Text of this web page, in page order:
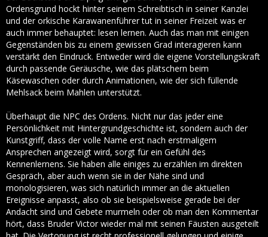
Ordensgrund hockt hinter seinem Schreibtisch in seiner Kanzlei
und der orkische Karawanenführer tut in seiner Freizeit was er
auch immer behauptet: lesen lernen. Auch das man mit einigen
Gegenständen bis zu einem gewissen Grad interagieren kann
verstärkt den Eindruck. Entweder wird die eigene Vorstellungskraft
durch passende Geräusche, wie das plätschern beim
Käsewaschen oder durch Animationen, wie der sich füllende
Mehlsack beim Mahlen unterstützt.
Überhaupt die NPC des Ordens. Nicht nur das jeder eine
Persönlichkeit mit Hintergrundgeschichte ist, sondern auch der
Kunstgriff, dass der volle Name erst nach erstmaligem
Ansprechen angezeigt wird, sorgt für ein Gefühl des
Kennenlernens. Sie haben alle einiges zu erzählen im direkten
Gespräch, aber auch wenn sie in der Nähe sind und
monologisieren, was sich natürlich immer an die aktuellen
Ereignisse anpasst, also ob sie beispielsweise gerade bei der
Andacht sind und Gebete murmeln oder ob man den Kommentar
hört, dass Bruder Victor wieder mal mit seinen Fäusten ausgeteilt